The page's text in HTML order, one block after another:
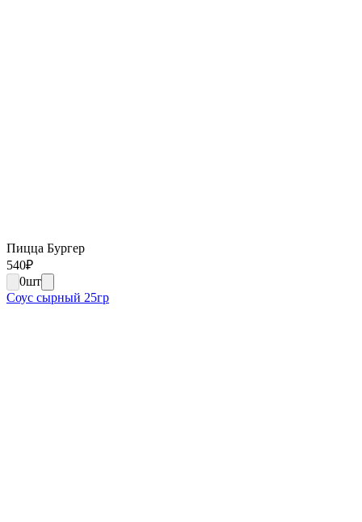
Пицца Бургер
540₽
0шт
Соус сырный 25гр